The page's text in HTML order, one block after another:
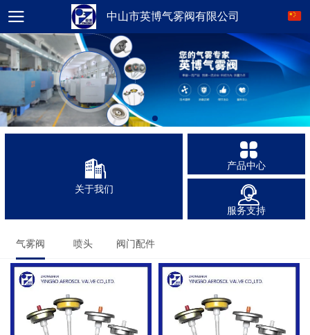
中山市英博气雾阀有限公司
关于我们
产品中心
服务支持
气雾阀 喷头 阀门配件